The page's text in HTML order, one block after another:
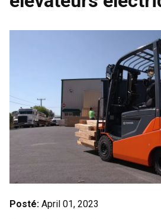
Posté: April 01, 2023